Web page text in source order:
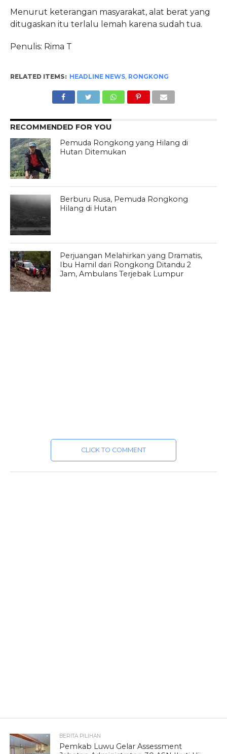
Menurut keterangan masyarakat, alat berat yang
ditugaskan itu terlalu lemah karena sudah tua.
Penulis: Rima T
RELATED ITEMS: HEADLINE NEWS, RONGKONG
RECOMMENDED FOR YOU
Pemuda Rongkong yang Hilang di
Hutan Ditemukan
Berburu Rusa, Pemuda Rongkong
Hilang di Hutan
Perjuangan Melahirkan yang Dramatis,
Ibu Hamil dari Rongkong Ditandu 2
Jam, Ambulans Terjebak Lumpur
CLICK TO COMMENT
BERITA PILIHAN
Pemkab Luwu Gelar Assessment